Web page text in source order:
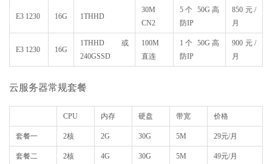
E3 1230 16G 1THHD
30M
CN2
5个 50G高
防IP
850元/
月
E3 1230 16G
1THHD或
240GSSD
100M
直连
1个 50G高
防IP
900元/
月
云服务器常规套餐
CPU 内存 硬盘 带宽 价格
套餐一 2核 2G 30G 5M 29元/月
套餐二 2核 4G 30G 5M 49元/月